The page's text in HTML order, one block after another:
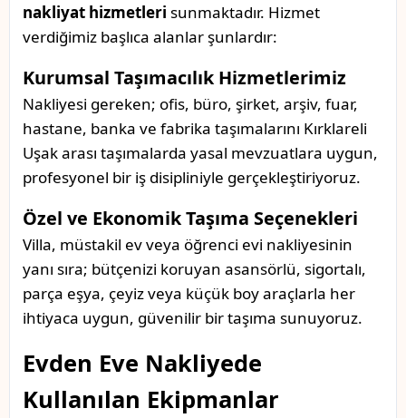
nakliyat hizmetleri sunmaktadır. Hizmet
verdiğimiz başlıca alanlar şunlardır:
Kurumsal Taşımacılık Hizmetlerimiz
Nakliyesi gereken; ofis, büro, şirket, arşiv, fuar,
hastane, banka ve fabrika taşımalarını Kırklareli
Uşak arası taşımalarda yasal mevzuatlara uygun,
profesyonel bir iş disipliniyle gerçekleştiriyoruz.
Özel ve Ekonomik Taşıma Seçenekleri
Villa, müstakil ev veya öğrenci evi nakliyesinin
yanı sıra; bütçenizi koruyan asansörlü, sigortalı,
parça eşya, çeyiz veya küçük boy araçlarla her
ihtiyaca uygun, güvenilir bir taşıma sunuyoruz.
Evden Eve Nakliyede
Kullanılan Ekipmanlar